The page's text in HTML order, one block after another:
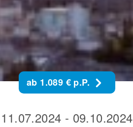
ab 1.089 € p.P.
11.07.2024 - 09.10.2024